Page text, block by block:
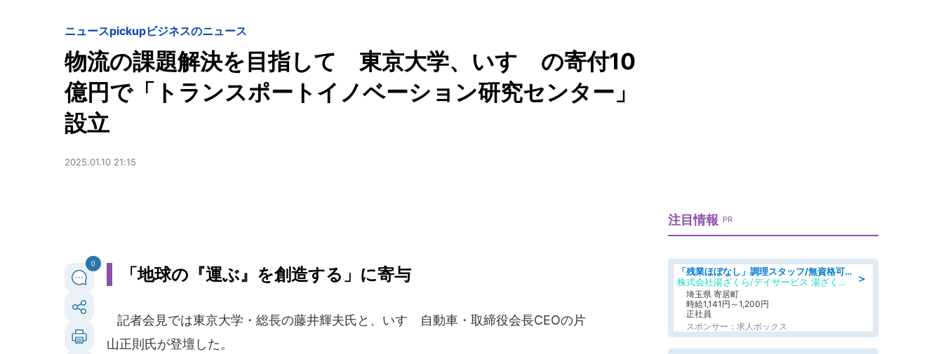
ニュースpickupビジネスのニュース
物流の課題解決を目指して 東京大学、いすゞの寄付10
億円で「トランスポートイノベーション研究センター」
設立
2025.01.10 21:15
0
「地球の『運ぶ』を創造する」に寄与
記者会見では東京大学・総長の藤井輝夫氏と、いすゞ自動車・取締役会長CEOの片
山正則氏が登壇した。
注目情報 PR
＞
「残業ほぼなし」調理スタッフ/無資格可/正職員/日勤のみ/デイサービス/社会保障完備
株式会社湯ざくら/デイサービス 湯ざくらケアリゾート
埼玉県 寄居町
時給1,141円～1,200円
正社員
スポンサー：求人ボックス